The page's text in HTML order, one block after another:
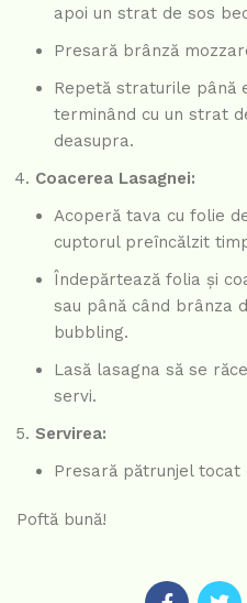
apoi un strat de sos
Presară brânză
Repetă straturile până
terminând cu un strat
deasupra.
Coacerea Lasagnei:
Acoperă tava cu folie
cuptorul preîncălzit
Îndepărtează folia și
sau până când brânza
bubbling.
Lasă lasagna să se
servi.
Servirea:
Presară pătrunjel tocat
Poftă bună!